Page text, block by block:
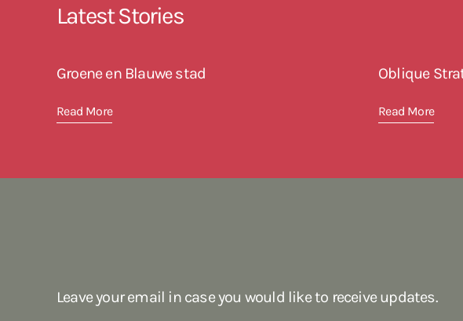
Latest Stories
Groene en Blauwe stad
Read More
Oblique
Read More
Leave your email in case you would like to receive updates.